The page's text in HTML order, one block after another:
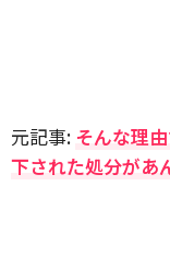
元記事: そんな理
下された処分が